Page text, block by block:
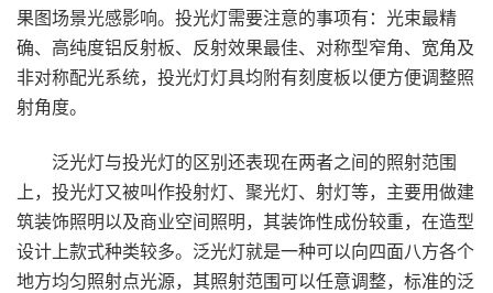
果图场景光感影响。投光灯需要注意的事项有：光束最精
确、高纯度铝反射板、反射效果最佳、对称型窄角、宽角及
非对称配光系统，投光灯灯具均附有刻度板以便方便调整照
射角度。
泛光灯与投光灯的区别还表现在两者之间的照射范围
上，投光灯又被叫作投射灯、聚光灯、射灯等，主要用做建
筑装饰照明以及商业空间照明，其装饰性成份较重，在造型
设计上款式种类较多。泛光灯就是一种可以向四面八方各个
地方均匀照射点光源，其照射范围可以任意调整，标准的泛